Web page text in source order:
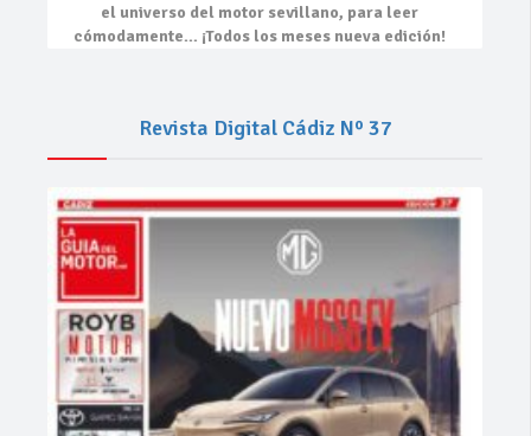
el universo del motor sevillano, para leer
cómodamente… ¡Todos los meses nueva edición!
Revista Digital Cádiz Nº 37